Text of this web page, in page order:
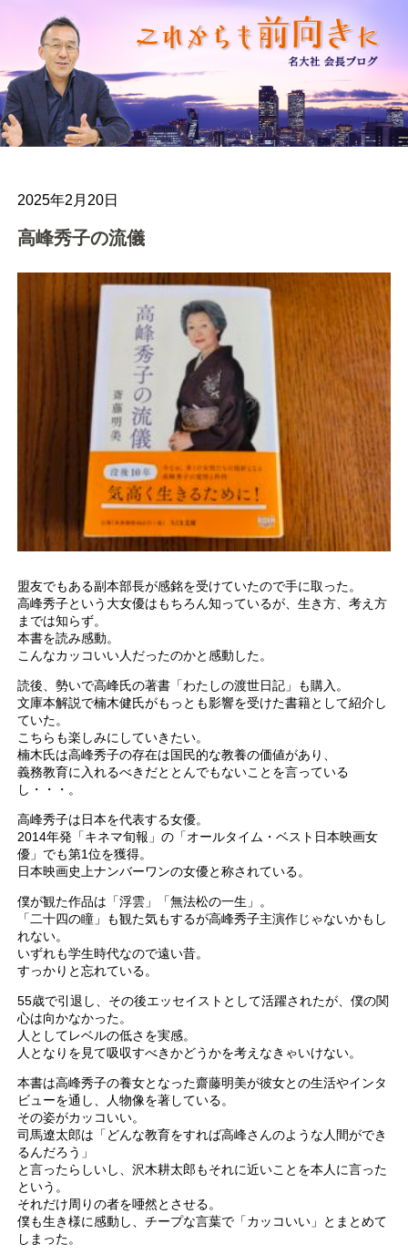
2025年2月20日
高峰秀子の流儀
盟友でもある副本部長が感銘を受けていたので手に取った。
高峰秀子という大女優はもちろん知っているが、生き方、考え方
までは知らず。
本書を読み感動。
こんなカッコいい人だったのかと感動した。
読後、勢いで高峰氏の著書「わたしの渡世日記」も購入。
文庫本解説で楠木健氏がもっとも影響を受けた書籍として紹介し
ていた。
こちらも楽しみにしていきたい。
楠木氏は高峰秀子の存在は国民的な教養の価値があり、
義務教育に入れるべきだととんでもないことを言っている
し・・・。
高峰秀子は日本を代表する女優。
2014年発「キネマ旬報」の「オールタイム・ベスト日本映画女
優」でも第1位を獲得。
日本映画史上ナンバーワンの女優と称されている。
僕が観た作品は「浮雲」「無法松の一生」。
「二十四の瞳」も観た気もするが高峰秀子主演作じゃないかもし
れない。
いずれも学生時代なので遠い昔。
すっかりと忘れている。
55歳で引退し、その後エッセイストとして活躍されたが、僕の関
心は向かなかった。
人としてレベルの低さを実感。
人となりを見て吸収すべきかどうかを考えなきゃいけない。
本書は高峰秀子の養女となった齋藤明美が彼女との生活やインタ
ビューを通し、人物像を著している。
その姿がカッコいい。
司馬遼太郎は「どんな教育をすれば高峰さんのような人間ができ
るんだろう」
と言ったらしいし、沢木耕太郎もそれに近いことを本人に言った
という。
それだけ周りの者を唖然とさせる。
僕も生き様に感動し、チープな言葉で「カッコいい」とまとめて
しまった。